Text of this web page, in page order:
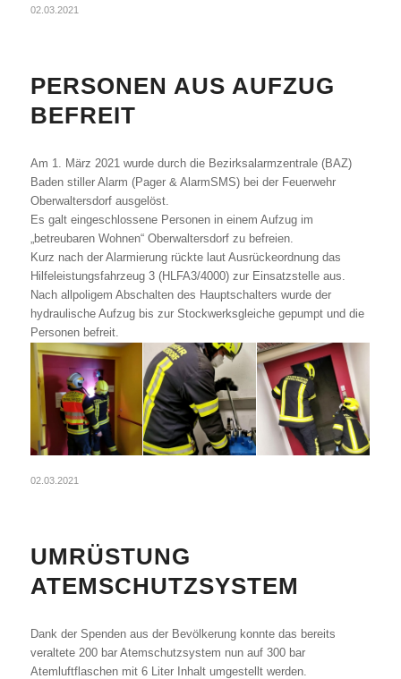
02.03.2021
PERSONEN AUS AUFZUG
BEFREIT
Am 1. März 2021 wurde durch die Bezirksalarmzentrale (BAZ)
Baden stiller Alarm (Pager & AlarmSMS) bei der Feuerwehr
Oberwaltersdorf ausgelöst.
Es galt eingeschlossene Personen in einem Aufzug im
„betreubaren Wohnen“ Oberwaltersdorf zu befreien.
Kurz nach der Alarmierung rückte laut Ausrückeordnung das
Hilfeleistungsfahrzeug 3 (HLFA3/4000) zur Einsatzstelle aus.
Nach allpoligem Abschalten des Hauptschalters wurde der
hydraulische Aufzug bis zur Stockwerksgleiche gepumpt und die
Personen befreit.
02.03.2021
UMRÜSTUNG
ATEMSCHUTZSYSTEM
Dank der Spenden aus der Bevölkerung konnte das bereits
veraltete 200 bar Atemschutzsystem nun auf 300 bar
Atemluftflaschen mit 6 Liter Inhalt umgestellt werden.